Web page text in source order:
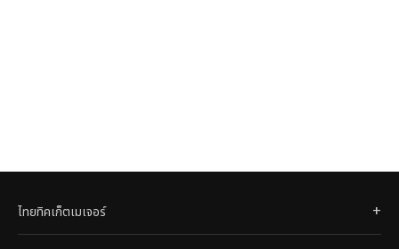
ไทยทิคเก็ตเมเจอร์